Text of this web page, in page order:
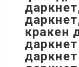
кракен